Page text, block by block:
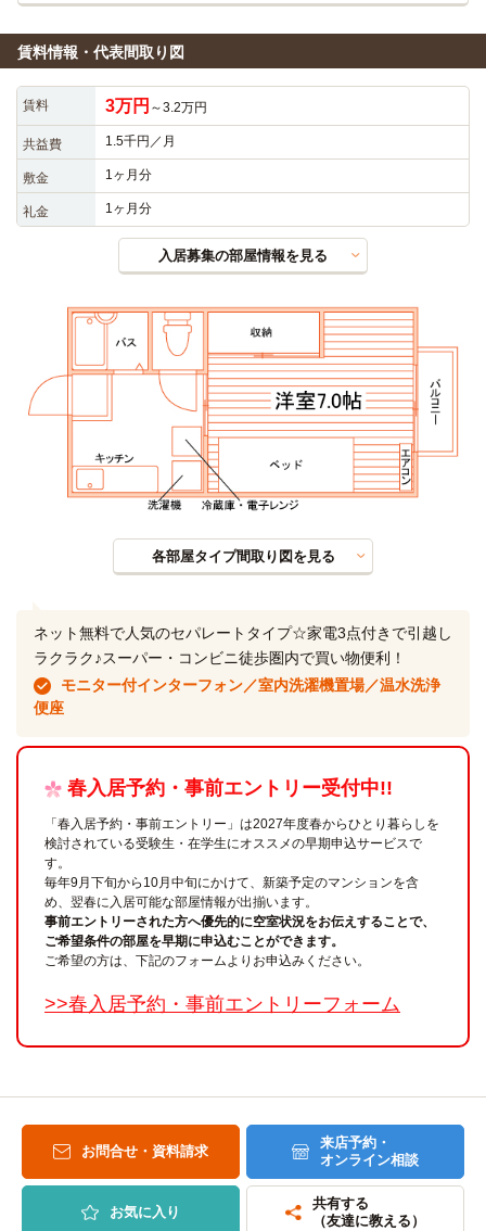
賃料情報・代表間取り図
賃料 3万円 ～3.2万円
共益費 1.5千円／月
敷金 1ヶ月分
礼金 1ヶ月分
入居募集の部屋情報を見る
各部屋タイプ間取り図を見る
ネット無料で人気のセパレートタイプ☆家電3点付きで引越し
ラクラク♪スーパー・コンビニ徒歩圏内で買い物便利！
モニター付インターフォン／室内洗濯機置場／温水洗浄
便座
春入居予約・事前エントリー受付中!!
「春入居予約・事前エントリー」は2027年度春からひとり暮らしを
検討されている受験生・在学生にオススメの早期申込サービスで
す。
毎年9月下旬から10月中旬にかけて、新築予定のマンションを含
め、翌春に入居可能な部屋情報が出揃います。
事前エントリーされた方へ優先的に空室状況をお伝えすることで、
ご希望条件の部屋を早期に申込むことができます。
ご希望の方は、下記のフォームよりお申込みください。
>>春入居予約・事前エントリーフォーム
お問合せ・資料請求
来店予約・
オンライン相談
お気に入り
共有する
（友達に教える）